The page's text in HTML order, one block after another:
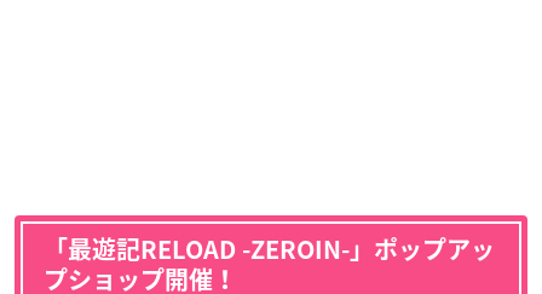
「最遊記RELOAD -ZEROIN-」ポップアッ
プショップ開催！